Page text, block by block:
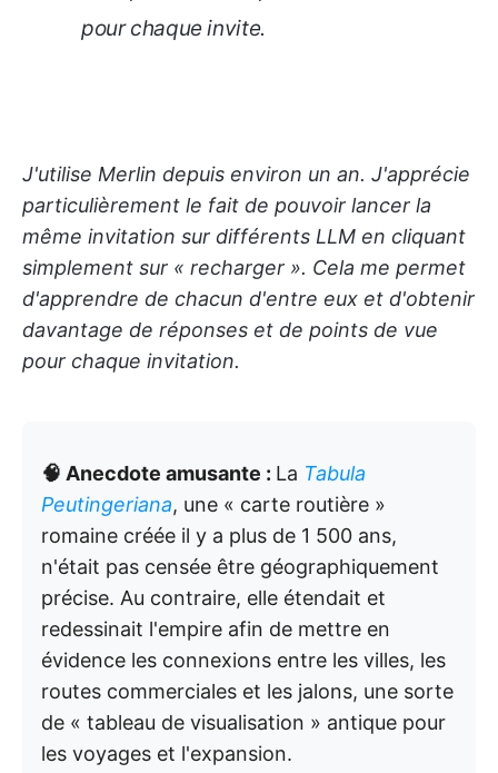
pour chaque invite.
J'utilise Merlin depuis environ un an. J'apprécie
particulièrement le fait de pouvoir lancer la
même invitation sur différents LLM en cliquant
simplement sur « recharger ». Cela me permet
d'apprendre de chacun d'entre eux et d'obtenir
davantage de réponses et de points de vue
pour chaque invitation.
🧠 Anecdote amusante : La Tabula
Peutingeriana, une « carte routière »
romaine créée il y a plus de 1 500 ans,
n'était pas censée être géographiquement
précise. Au contraire, elle étendait et
redessinait l'empire afin de mettre en
évidence les connexions entre les villes, les
routes commerciales et les jalons, une sorte
de « tableau de visualisation » antique pour
les voyages et l'expansion.